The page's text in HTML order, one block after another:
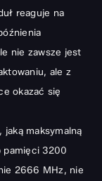
reaguje na
nie zawsze jest
ale z
okazać się
maksymalną
pamięci 3200
2666 MHz, nie